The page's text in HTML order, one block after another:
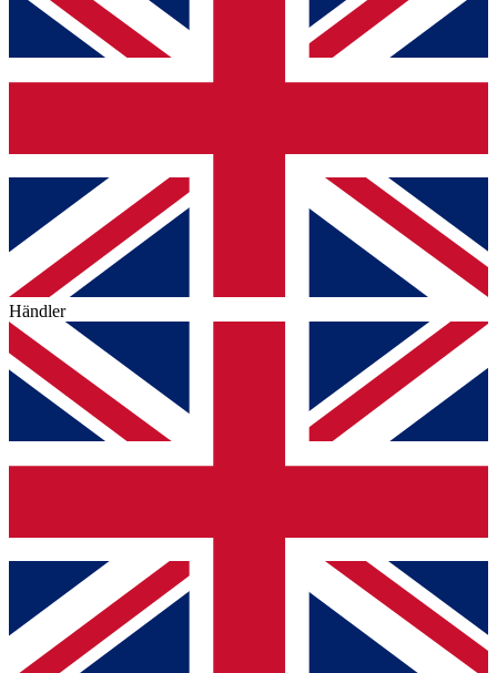
Händler